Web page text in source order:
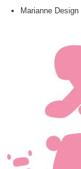
Marianne Design